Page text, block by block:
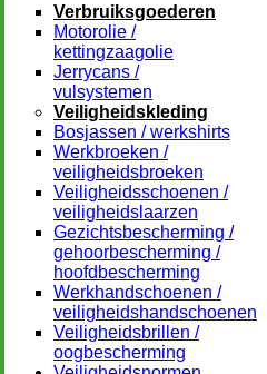
Verbruiksgoederen
Motorolie /
kettingzaagolie
Jerrycans /
vulsystemen
Veiligheidskleding
Bosjassen / werkshirts
Werkbroeken /
veiligheidsbroeken
Veiligheidsschoenen /
veiligheidslaarzen
Gezichtsbescherming /
gehoorbescherming /
hoofdbescherming
Werkhandschoenen /
veiligheidshandschoenen
Veiligheidsbrillen /
oogbescherming